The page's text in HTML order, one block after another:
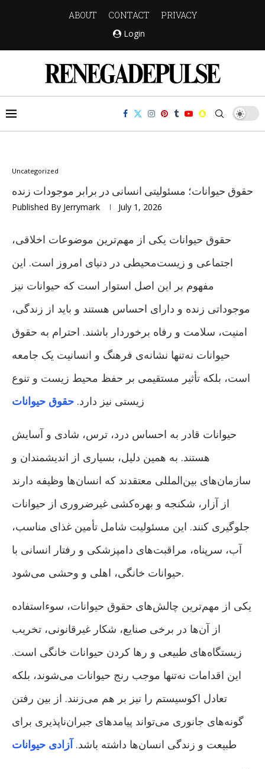
ABOUT CONTACT
PRIVACY
Login
Uncategorized
حقوق حیوانات؛ مسئولیتی انسانی در برابر موجودات زنده
Published By Jerrymark July 1, 2026
حقوق حیوانات یکی از مهم‌ترین موضوعات اخلاقی،
اجتماعی و زیست‌محیطی در دنیای امروز است. این
مفهوم بر این اصل استوار است که حیوانات نیز
موجوداتی زنده و دارای احساس هستند و باید از زندگی،
امنیت، سلامت و رفاه برخوردار باشند. احترام به حقوق
حیوانات نه‌تنها نشانه‌ی فرهنگ و انسانیت یک جامعه
است، بلکه تأثیر مستقیمی بر حفظ محیط زیست و تنوع
زیستی نیز دارد. حقوق حیوانات
حیوانات قادر به احساس درد، ترس، شادی و آسایش
هستند. به همین دلیل، بسیاری از اندیشمندان و
سازمان‌های بین‌المللی معتقدند که انسان‌ها وظیفه دارند
از آزار، شکنجه و بهره‌کشی غیرضروری از حیوانات
جلوگیری کنند. این مسئولیت شامل تأمین غذای مناسب،
آب، سرپناه، مراقبت‌های دامپزشکی و رفتار انسانی با
حیوانات خانگی، اهلی و وحشی می‌شود.
یکی از مهم‌ترین چالش‌های حقوق حیوانات، سوءاستفاده
از آن‌ها در برخی صنایع، شکار غیرقانونی، تخریب
زیستگاه‌های طبیعی و رها کردن حیوانات خانگی است.
این اقدامات نه‌تنها موجب رنج حیوانات می‌شوند، بلکه
تعادل اکوسیستم را نیز بر هم می‌زنند. از بین رفتن
گونه‌های جانوری می‌تواند پیامدهای جبران‌ناپذیری برای
طبیعت و زندگی انسان‌ها داشته باشد.آزادی حیوانات